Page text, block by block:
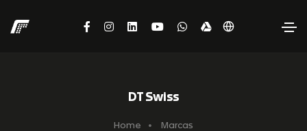
DT Swiss
Home Marcas